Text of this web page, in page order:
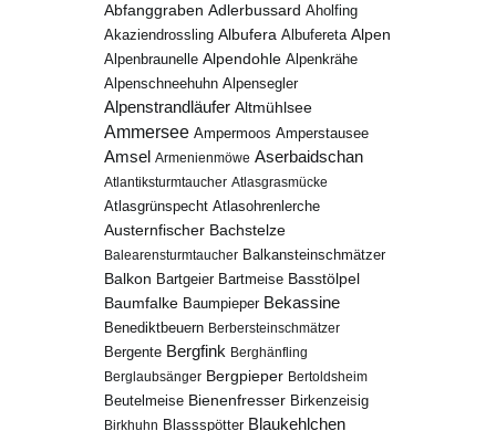
Abfanggraben Adlerbussard Aholfing
Akaziendrossling Albufera Albufereta Alpen
Alpenbraunelle Alpendohle Alpenkrähe
Alpenschneehuhn Alpensegler
Alpenstrandläufer Altmühlsee
Ammersee Ampermoos Amperstausee
Amsel Armenienmöwe Aserbaidschan
Atlantiksturmtaucher Atlasgrasmücke
Atlasgrünspecht Atlasohrenlerche
Austernfischer Bachstelze
Balearensturmtaucher Balkansteinschmätzer
Balkon Bartgeier Bartmeise Basstölpel
Baumfalke Baumpieper Bekassine
Benediktbeuern Berbersteinschmätzer
Bergente Bergfink Berghänfling
Berglaubsänger Bergpieper Bertoldsheim
Beutelmeise Bienenfresser Birkenzeisig
Birkhuhn Blassspötter Blaukehlchen